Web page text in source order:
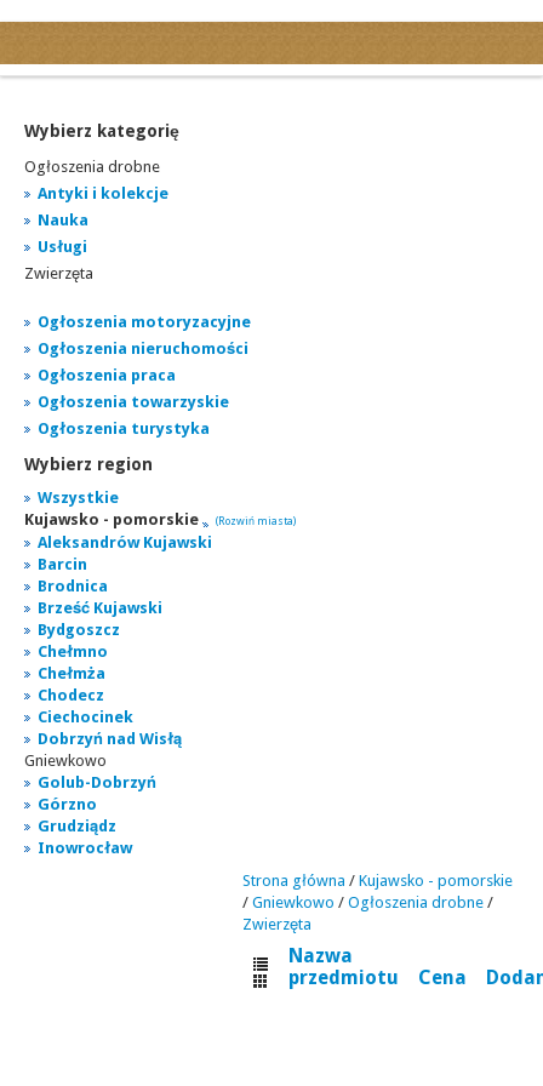
Ogłoszenia motoryzacyjne
Ogłoszenia nieruchomości
Ogłoszenia praca
Ogłoszenia turystyka
Ogłoszenia towarzyskie
miasta...
Wybierz kategorię
Ogłoszenia drobne
Antyki i kolekcje
Nauka
Usługi
Zwierzęta
Ogłoszenia motoryzacyjne
Ogłoszenia nieruchomości
Ogłoszenia praca
Ogłoszenia towarzyskie
Ogłoszenia turystyka
Wybierz region
Wszystkie
Kujawsko - pomorskie
(Rozwiń miasta)
Aleksandrów Kujawski
Barcin
Brodnica
Brześć Kujawski
Bydgoszcz
Chełmno
Chełmża
Chodecz
Ciechocinek
Dobrzyń nad Wisłą
Gniewkowo
Golub-Dobrzyń
Górzno
Grudziądz
Inowrocław
Strona główna / Kujawsko - pomorskie
/ Gniewkowo / Ogłoszenia drobne /
Zwierzęta
Nazwa
przedmiotu
Cena